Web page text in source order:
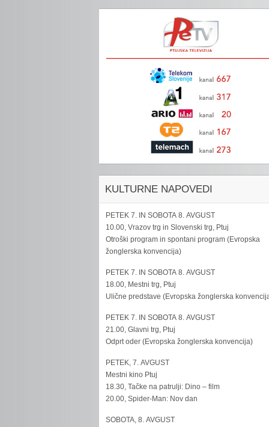
KULTURNE NAPOVEDI
PETEK 7. IN SOBOTA 8. AVGUST
10.00, Vrazov trg in Slovenski trg, Ptuj
Otroški program in spontani program (Evropska
žonglerska konvencija)
PETEK 7. IN SOBOTA 8. AVGUST
18.00, Mestni trg, Ptuj
Ulične predstave (Evropska žonglerska
PETEK 7. IN SOBOTA 8. AVGUST
21.00, Glavni trg, Ptuj
Odprt oder (Evropska žonglerska konvencija)
PETEK, 7. AVGUST
Mestni kino Ptuj
18.30, Tačke na patrulji: Dino – film
20.00, Spider-Man: Nov dan
SOBOTA, 8. AVGUST